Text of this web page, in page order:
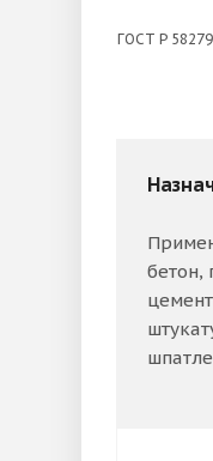
ГОСТ Р
бетон,